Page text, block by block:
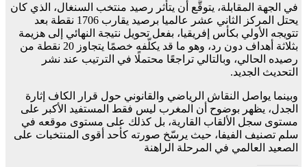
في الجهة المقابلة، يتوقَّع أن يتأثر رصيد منتخب السنغال، الذي كان
يحتل المركز الثاني عشر عالميا برصيد يقارب 1706 نقطة بعد
تتويجه الأولي بكأس إفريقيا، بفعل تحويل نتيجة النهائي إلى هزيمة
بثلاثة أهداف دون رد، وهو ما قد يكلّفه خصمًا يتجاوز 20 نقطة من
رصيده الحالي، وبالتالي تراجعًا محتملًا في الترتيب عند نشر
التحديث الجديد.
وبينما يواصل النقاش الرياضي والقانوني حول قرار الكاف إثارة
الجدل، يظهر بوضوح أن المغرب ليس فقط المستفيد الأكبر على
مستوى سجل الألقاب القارية، بل كذلك على مستوى موقعه في
سلم تصنيف الفيفا، حيث يرسّخ صورته كأحد أقوى المنتخبات على
الصعيد العالمي في المرحلة الراهنة